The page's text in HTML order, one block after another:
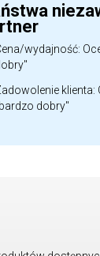
wydajność:
klienta:
dobry"